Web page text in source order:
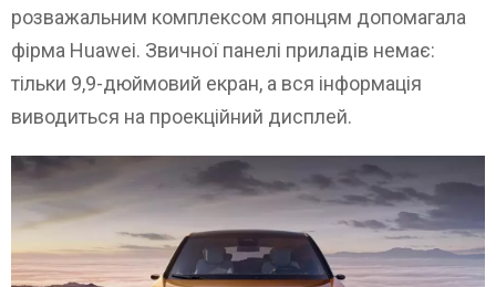
розважальним комплексом японцям допомагала
фірма Huawei. Звичної панелі приладів немає:
тільки 9,9-дюймовий екран, а вся інформація
виводиться на проекційний дисплей.